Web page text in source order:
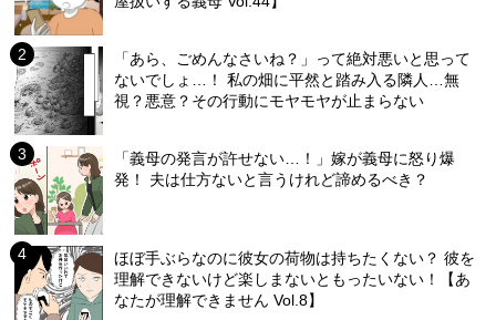
「あら、ごめんなさいね？」って絶対悪いと思って
ないでしょ…！ 私の畑に平然と踏み入る隣人…無
視？悪意？その行動にモヤモヤが止まらない
「義母の発言が許せない…！」嫁が義母に怒り爆
発！ 夫は仕方ないと言うけれど諦めるべき？
ほぼ手ぶらなのに彼女の荷物は持ちたくない？ 彼を
理解できないけど楽しまないともったいない！【あ
なたが理解できません Vol.8】